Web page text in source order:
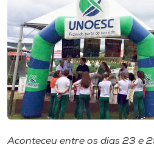
Biblioteca
Editora
Rádio
Aconteceu entre os dias 23 e